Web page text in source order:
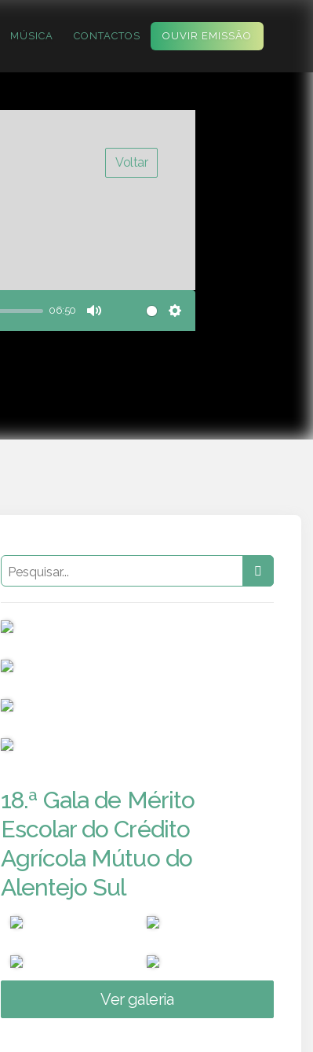
MÚSICA CONTACTOS OUVIR EMISSÃO
Voltar
06:50
Mute Settings
18.ª Gala de Mérito
Escolar do Crédito
Agrícola Mútuo do
Alentejo Sul
Ver galeria